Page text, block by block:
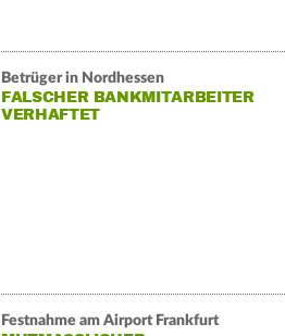
Betrüger in Nordhessen
FALSCHER BANKMITARBEITER
VERHAFTET
Festnahme am Airport Frankfurt